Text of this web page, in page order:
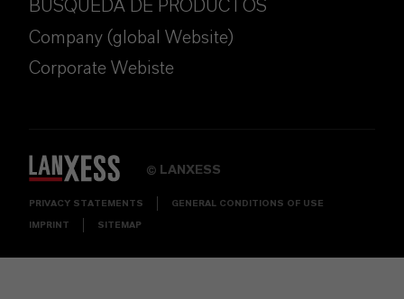
BÚSQUEDA DE PRODUCTOS
Company (global Website)
Corporate Webiste
© LANXESS
PRIVACY STATEMENTS GENERAL CONDITIONS OF USE
IMPRINT SITEMAP